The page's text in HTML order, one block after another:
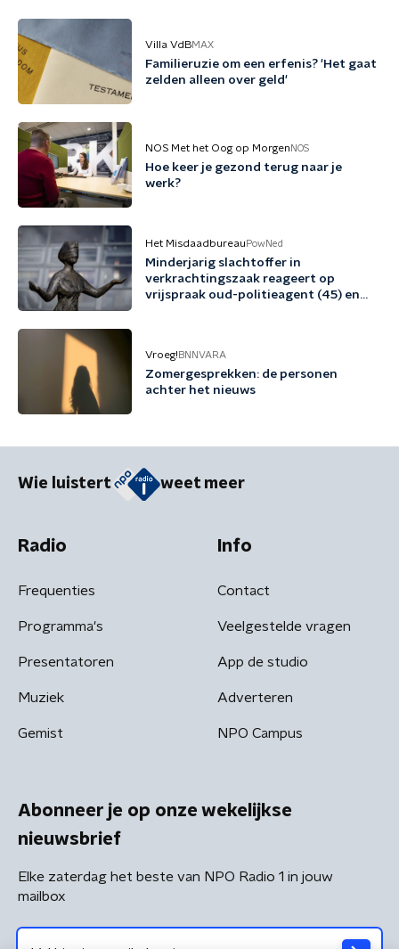
Villa VdBMAX
Familieruzie om een erfenis? 'Het gaat
zelden alleen over geld'
NOS Met het Oog op Morgen NOS
Hoe keer je gezond terug naar je
werk?
Het Misdaadbureau PowNed
Minderjarig slachtoffer in
verkrachtingszaak reageert op
vrijspraak oud-politieagent (45) en
Vroeg! BNNVARA
Zomergesprekken: de personen
achter het nieuws
Wie luistert weet meer
Radio
Frequenties
Programma's
Presentatoren
Muziek
Gemist
Info
Contact
Veelgestelde vragen
App de studio
Adverteren
NPO Campus
Abonneer je op onze wekelijkse
nieuwsbrief
Elke zaterdag het beste van NPO Radio 1 in jouw
mailbox